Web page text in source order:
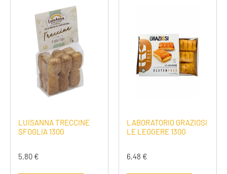
LUISANNA TRECCINE
SFOGLIA 130G
5,80 €
LABORATORIO GRAZIOSI
LE LEGGERE 130G
6,48 €